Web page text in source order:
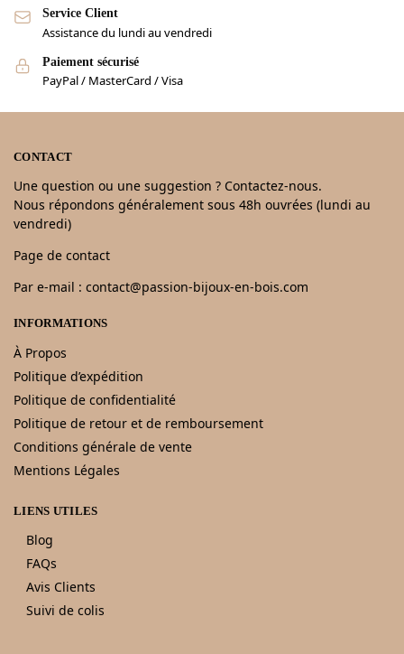
Service Client
Assistance du lundi au vendredi
Paiement sécurisé
PayPal / MasterCard / Visa
CONTACT
Une question ou une suggestion ? Contactez-nous.
Nous répondons généralement sous 48h ouvrées (lundi au
vendredi)
Page de contact
Par e-mail : contact@passion-bijoux-en-bois.com
INFORMATIONS
À Propos
Politique d’expédition
Politique de confidentialité
Politique de retour et de remboursement
Conditions générale de vente
Mentions Légales
LIENS UTILES
Blog
FAQs
Avis Clients
Suivi de colis